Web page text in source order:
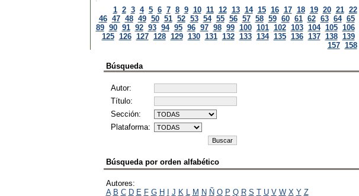
1 2 3 4 5 6 7 8 9 10 11 12 13 14 15 16 17 18 19 20 21 22
46 47 48 49 50 51 52 53 54 55 56 57 58 59 60 61 62 63 64 65
89 90 91 92 93 94 95 96 97 98 99 100 101 102 103 104 105 106
125 126 127 128 129 130 131 132 133 134 135 136 137 138 139
157 158
Búsqueda
Autor:
Título:
Sección:
Plataforma:
Búsqueda por orden alfabético
Autores:
A B C D E F G H I J K L M N Ñ O P Q R S T U V W X Y Z